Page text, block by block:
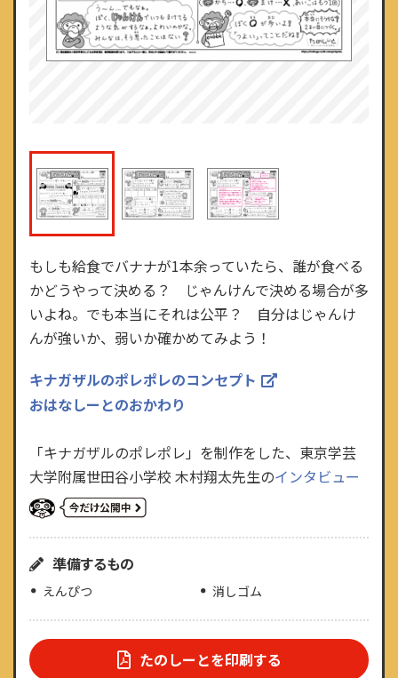
もしも給食でバナナが1本余っていたら、誰が食べる
かどうやって決める？ じゃんけんで決める場合が多
いよね。でも本当にそれは公平？ 自分はじゃんけ
んが強いか、弱いか確かめてみよう！
キナガザルのポレポレのコンセプト
おはなしーとのおかわり
「キナガザルのポレポレ」を制作をした、東京学芸
大学附属世田谷小学校 木村翔太先生のインタビュー
準備するもの
えんぴつ 消しゴム
たのしーとを印刷する